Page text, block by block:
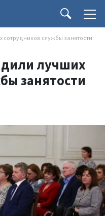
сотрудников службы занятости
лучших
занятости